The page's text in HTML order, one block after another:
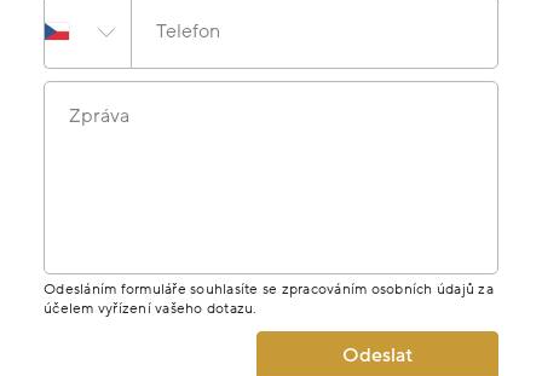
Telefon
Zpráva
Odesláním formuláře souhlasíte se zpracováním osobních údajů za
účelem vyřízení vašeho dotazu.
Odeslat